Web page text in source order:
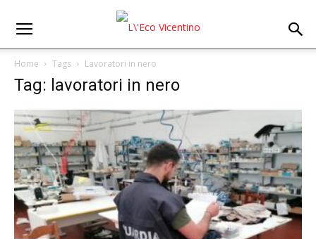
Home Tags Lavoratori in nero
Tag: lavoratori in nero